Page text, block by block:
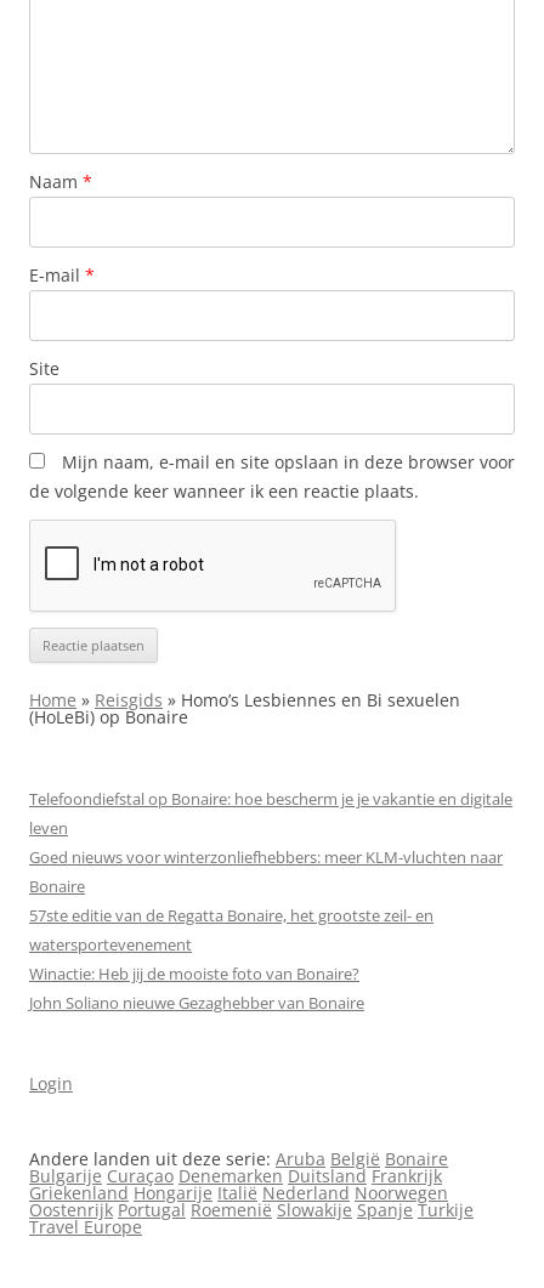
Naam *
E-mail *
Site
Mijn naam, e-mail en site opslaan in deze browser voor
de volgende keer wanneer ik een reactie plaats.
Home » Reisgids » Homo’s Lesbiennes en Bi sexuelen
(HoLeBi) op Bonaire
Telefoondiefstal op Bonaire: hoe bescherm je je vakantie en digitale
leven
Goed nieuws voor winterzonliefhebbers: meer KLM-vluchten naar
Bonaire
57ste editie van de Regatta Bonaire, het grootste zeil- en
watersportevenement
Winactie: Heb jij de mooiste foto van Bonaire?
John Soliano nieuwe Gezaghebber van Bonaire
Login
Andere landen uit deze serie: Aruba België Bonaire
Bulgarije Curaçao Denemarken Duitsland Frankrijk
Griekenland Hongarije Italië Nederland Noorwegen
Oostenrijk Portugal Roemenië Slowakije Spanje Turkije
Travel Europe